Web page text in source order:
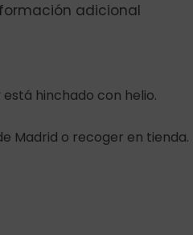
adicional
hinchado con helio.
Madrid o recoger en tienda.